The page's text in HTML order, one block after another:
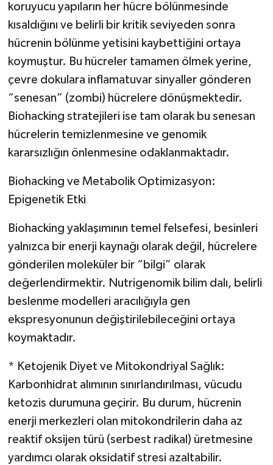
koruyucu yapıların her hücre bölünmesinde
kısaldığını ve belirli bir kritik seviyeden sonra
hücrenin bölünme yetisini kaybettiğini ortaya
koymuştur. Bu hücreler tamamen ölmek yerine,
çevre dokulara inflamatuvar sinyaller gönderen
“senesan” (zombi) hücrelere dönüşmektedir.
Biohacking stratejileri ise tam olarak bu senesan
hücrelerin temizlenmesine ve genomik
kararsızlığın önlenmesine odaklanmaktadır.
Biohacking ve Metabolik Optimizasyon:
Epigenetik Etki
Biohacking yaklaşımının temel felsefesi, besinleri
yalnızca bir enerji kaynağı olarak değil, hücrelere
gönderilen moleküler bir “bilgi” olarak
değerlendirmektir. Nutrigenomik bilim dalı, belirli
beslenme modelleri aracılığıyla gen
ekspresyonunun değiştirilebileceğini ortaya
koymaktadır.
* Ketojenik Diyet ve Mitokondriyal Sağlık:
Karbonhidrat alımının sınırlandırılması, vücudu
ketozis durumuna geçirir. Bu durum, hücrenin
enerji merkezleri olan mitokondrilerin daha az
reaktif oksijen türü (serbest radikal) üretmesine
yardımcı olarak oksidatif stresi azaltabilir.